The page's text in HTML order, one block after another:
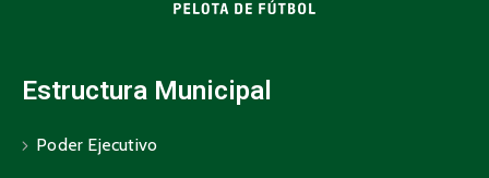
Estructura Municipal
Poder Ejecutivo